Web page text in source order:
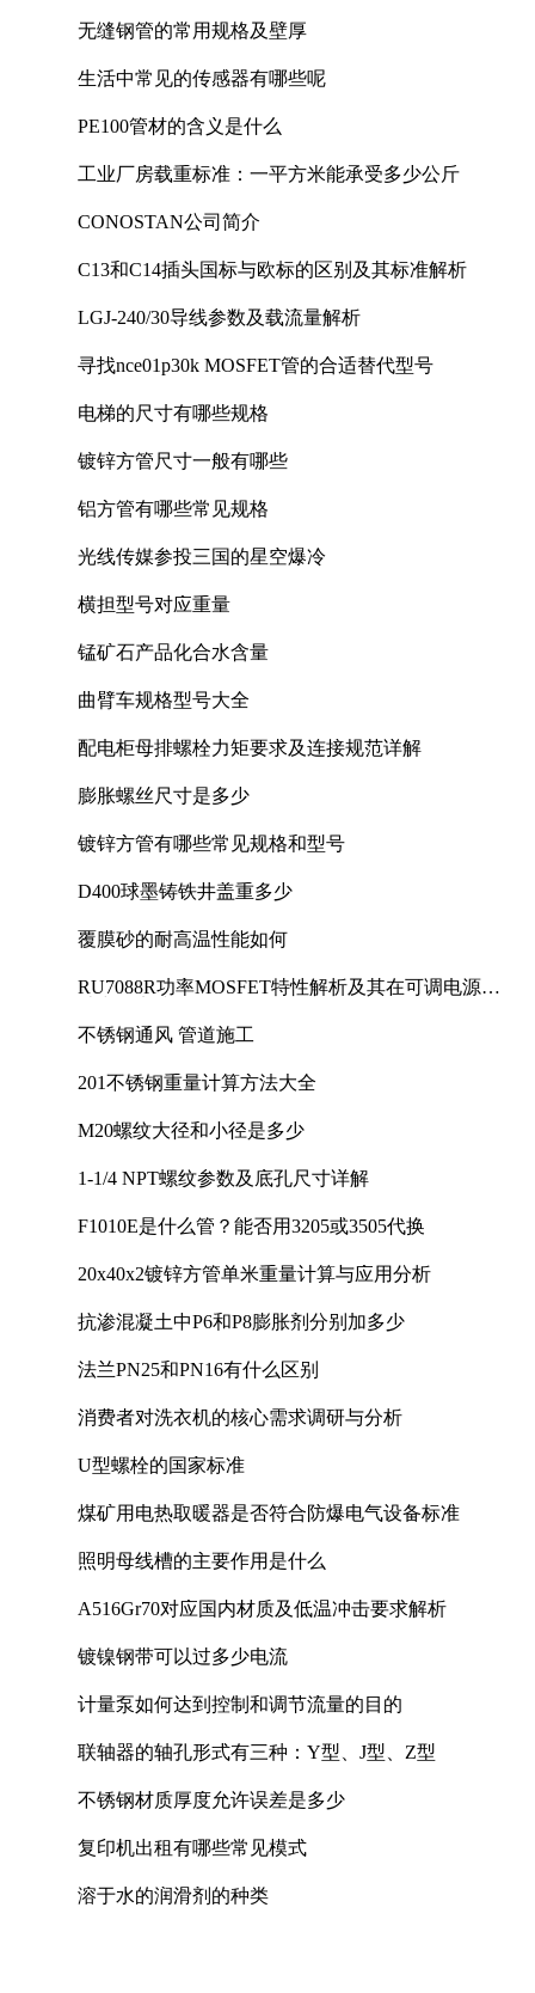
无缝钢管的常用规格及壁厚
生活中常见的传感器有哪些呢
PE100管材的含义是什么
工业厂房载重标准：一平方米能承受多少公斤
CONOSTAN公司简介
C13和C14插头国标与欧标的区别及其标准解析
LGJ-240/30导线参数及载流量解析
寻找nce01p30k MOSFET管的合适替代型号
电梯的尺寸有哪些规格
镀锌方管尺寸一般有哪些
铝方管有哪些常见规格
光线传媒参投三国的星空爆冷
横担型号对应重量
锰矿石产品化合水含量
曲臂车规格型号大全
配电柜母排螺栓力矩要求及连接规范详解
膨胀螺丝尺寸是多少
镀锌方管有哪些常见规格和型号
D400球墨铸铁井盖重多少
覆膜砂的耐高温性能如何
RU7088R功率MOSFET特性解析及其在可调电源设
不锈钢通风 管道施工
201不锈钢重量计算方法大全
M20螺纹大径和小径是多少
1-1/4 NPT螺纹参数及底孔尺寸详解
F1010E是什么管？能否用3205或3505代换
20x40x2镀锌方管单米重量计算与应用分析
抗渗混凝土中P6和P8膨胀剂分别加多少
法兰PN25和PN16有什么区别
消费者对洗衣机的核心需求调研与分析
U型螺栓的国家标准
煤矿用电热取暖器是否符合防爆电气设备标准
照明母线槽的主要作用是什么
A516Gr70对应国内材质及低温冲击要求解析
镀镍钢带可以过多少电流
计量泵如何达到控制和调节流量的目的
联轴器的轴孔形式有三种：Y型、J型、Z型
不锈钢材质厚度允许误差是多少
复印机出租有哪些常见模式
溶于水的润滑剂的种类